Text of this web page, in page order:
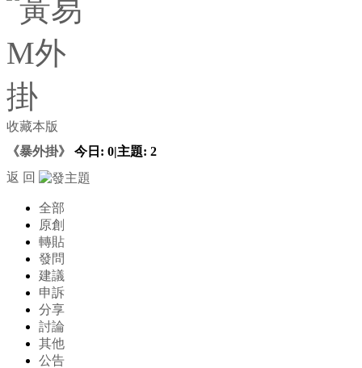
收藏本版
《暴外掛》
今日: 0|主題: 2
返 回
全部
原創
轉貼
發問
建議
申訴
分享
討論
其他
公告